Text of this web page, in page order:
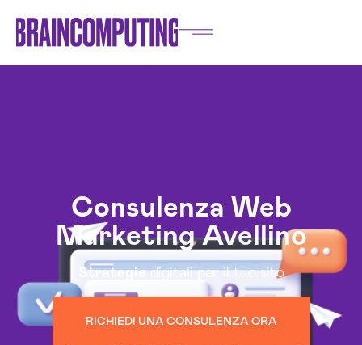
Consulenza Web
Marketing Avellino
Strategiedigitali per il tuo sito
RICHIEDI UNA CONSULENZA ORA